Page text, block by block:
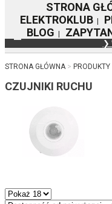
STRONA
ELEKTROKLUB|
BLOG
❯
STRONA GŁÓWNA PRODUKTY
CZUJNIKI RUCHU